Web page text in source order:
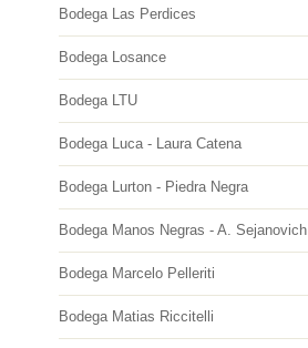
Bodega Las Perdices
Bodega Losance
Bodega LTU
Bodega Luca - Laura Catena
Bodega Lurton - Piedra Negra
Bodega Manos Negras - A. Sejanovich
Bodega Marcelo Pelleriti
Bodega Matias Riccitelli